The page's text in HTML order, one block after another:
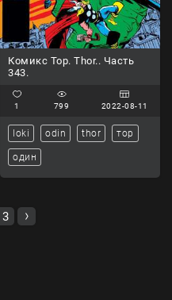
Комикс Тор. Thor.. Часть
343.
1 799 2022-08-11
loki odin thor тор
один
3